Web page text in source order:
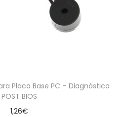
Placa Base PC – Diagnóstico
POST BIOS
1,26€